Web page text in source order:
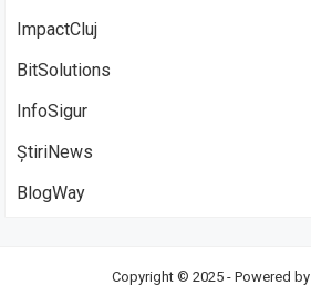
ImpactCluj
BitSolutions
InfoSigur
ȘtiriNews
BlogWay
Copyright © 2025 - Powered by